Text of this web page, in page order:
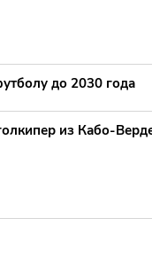
до 2030 года
из Кабо-